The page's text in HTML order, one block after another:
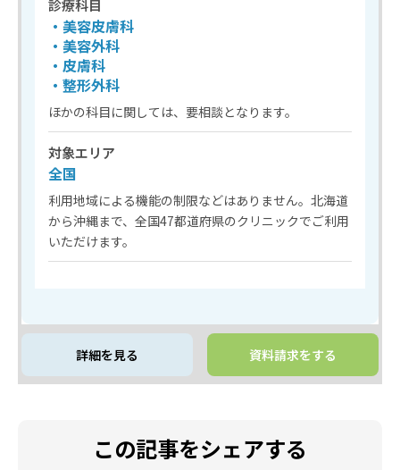
診療科目
・美容皮膚科
・美容外科
・皮膚科
・整形外科
ほかの科目に関しては、要相談となります。
対象エリア
全国
利用地域による機能の制限などはありません。北海道
から沖縄まで、全国47都道府県のクリニックでご利用
いただけます。
詳細を見る 資料請求をする
この記事をシェアする